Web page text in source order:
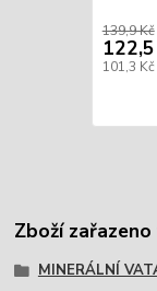
139,9 Kč
101,3 Kč
Zboží
MINERÁLNÍ